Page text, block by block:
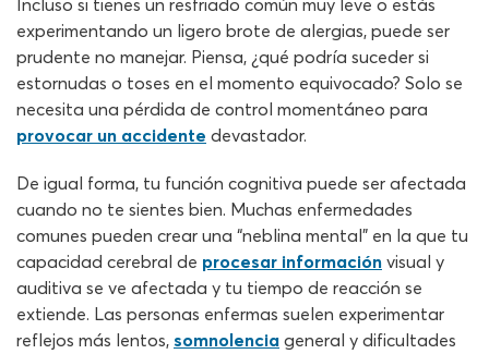
Incluso si tienes un resfriado común muy leve o estás
experimentando un ligero brote de alergias, puede ser
prudente no manejar. Piensa, ¿qué podría suceder si
estornudas o toses en el momento equivocado? Solo se
necesita una pérdida de control momentáneo para
provocar un accidente devastador.
De igual forma, tu función cognitiva puede ser afectada
cuando no te sientes bien. Muchas enfermedades
comunes pueden crear una “neblina mental” en la que tu
capacidad cerebral de procesar información visual y
auditiva se ve afectada y tu tiempo de reacción se
extiende. Las personas enfermas suelen experimentar
reflejos más lentos, somnolencia general y dificultades